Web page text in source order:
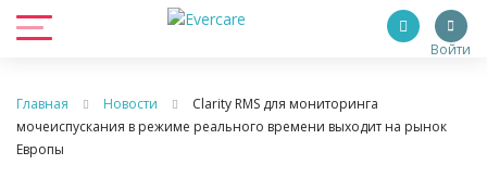
Войти
Главная Новости
Clarity RMS для мониторинга
мочеиспускания в режиме реального времени выходит на рынок
Европы